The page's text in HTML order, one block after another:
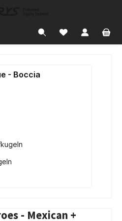
- Boccia
- Mexican +